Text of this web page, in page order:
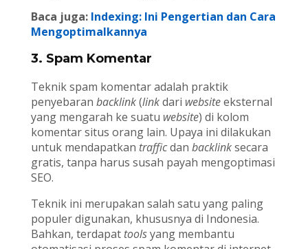
Baca juga: Indexing: Ini Pengertian dan Cara
Mengoptimalkannya
3. Spam Komentar
Teknik spam komentar adalah praktik
penyebaran backlink(linkdari websiteeksternal
yang mengarah ke suatu website) di kolom
komentar situs orang lain. Upaya ini dilakukan
untuk mendapatkan trafficdan backlinksecara
gratis, tanpa harus susah payah mengoptimasi
SEO.
Teknik ini merupakan salah satu yang paling
populer digunakan, khususnya di Indonesia.
Bahkan, terdapat toolsyang membantu